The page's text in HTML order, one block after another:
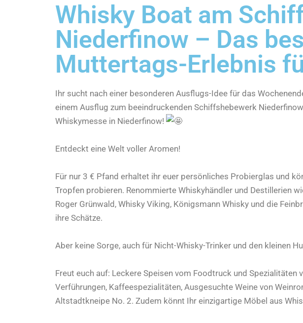
Whisky Boat am
Niederfinow – Das
Muttertags-Erlebnis
Ihr sucht nach einer besonderen Ausflugs-Idee für das
einem Ausflug zum beeindruckenden Schiffshebewerk
Whiskymesse in Niederfinow!
Entdeckt eine Welt voller Aromen!
Für nur 3 € Pfand erhaltet ihr euer persönliches Probierglas und
Tropfen probieren. Renommierte Whiskyhändler und Destillerien
Roger Grünwald, Whisky Viking, Königsmann Whisky und die
ihre Schätze.
Aber keine Sorge, auch für Nicht-Whisky-Trinker und den kleinen
Freut euch auf: Leckere Speisen vom Foodtruck und Spezialitäten
Verführungen, Kaffeespezialitäten, Ausgesuchte Weine von
Altstadtkneipe No. 2. Zudem könnt Ihr einzigartige Möbel aus